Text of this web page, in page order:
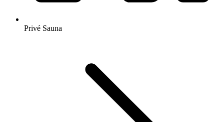
Privé Sauna